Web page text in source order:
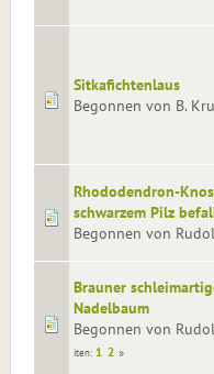
Sitkafichtenlaus
Begonnen von B.
Rhododendron-
schwarzem Pilz
Begonnen von
Brauner
Nadelbaum
Begonnen von
iten 1 2